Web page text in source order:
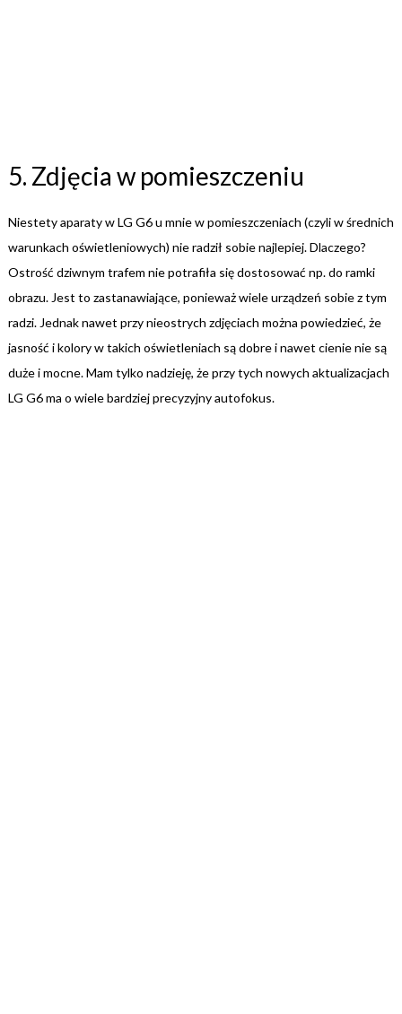
5. Zdjęcia w pomieszczeniu
Niestety aparaty w LG G6 u mnie w pomieszczeniach (czyli w średnich
warunkach oświetleniowych) nie radził sobie najlepiej. Dlaczego?
Ostrość dziwnym trafem nie potrafiła się dostosować np. do ramki
obrazu. Jest to zastanawiające, ponieważ wiele urządzeń sobie z tym
radzi. Jednak nawet przy nieostrych zdjęciach można powiedzieć, że
jasność i kolory w takich oświetleniach są dobre i nawet cienie nie są
duże i mocne. Mam tylko nadzieję, że przy tych nowych aktualizacjach
LG G6 ma o wiele bardziej precyzyjny autofokus.